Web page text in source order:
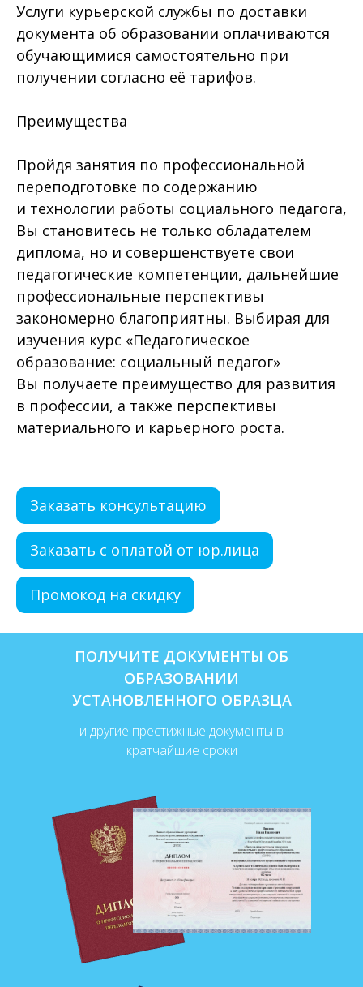
Услуги курьерской службы по доставки
документа об образовании оплачиваются
обучающимися самостоятельно при
получении согласно её тарифов.
Преимущества
Пройдя занятия по профессиональной
переподготовке по содержанию
и технологии работы социального педагога,
Вы становитесь не только обладателем
диплома, но и совершенствуете свои
педагогические компетенции, дальнейшие
профессиональные перспективы
закономерно благоприятны. Выбирая для
изучения курс «Педагогическое
образование: социальный педагог»
Вы получаете преимущество для развития
в профессии, а также перспективы
материального и карьерного роста.
Заказать консультацию
Заказать с оплатой от юр.лица
Промокод на скидку
и другие престижные документы в
кратчайшие сроки
ПОЛУЧИТЕ ДОКУМЕНТЫ ОБ
ОБРАЗОВАНИИ
УСТАНОВЛЕННОГО ОБРАЗЦА